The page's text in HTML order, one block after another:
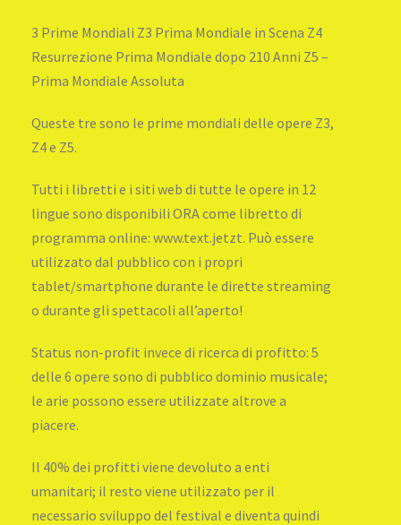
3 Prime Mondiali Z3 Prima Mondiale in Scena Z4
Resurrezione Prima Mondiale dopo 210 Anni Z5 –
Prima Mondiale Assoluta
Queste tre sono le prime mondiali delle opere Z3,
Z4 e Z5.
Tutti i libretti e i siti web di tutte le opere in 12
lingue sono disponibili ORA come libretto di
programma online: www.text.jetzt. Può essere
utilizzato dal pubblico con i propri
tablet/smartphone durante le dirette streaming
o durante gli spettacoli all’aperto!
Status non-profit invece di ricerca di profitto: 5
delle 6 opere sono di pubblico dominio musicale;
le arie possono essere utilizzate altrove a
piacere.
Il 40% dei profitti viene devoluto a enti
umanitari; il resto viene utilizzato per il
necessario sviluppo del festival e diventa quindi